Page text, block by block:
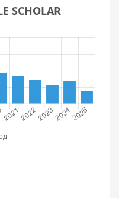
SCHOLAR